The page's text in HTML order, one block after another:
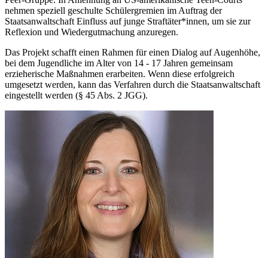
nehmen speziell geschulte Schülergremien im Auftrag der
Staatsanwaltschaft Einfluss auf junge Straftäter*innen, um sie zur
Reflexion und Wiedergutmachung anzuregen.
Das Projekt schafft einen Rahmen für einen Dialog auf Augenhöhe,
bei dem Jugendliche im Alter von 14 - 17 Jahren gemeinsam
erzieherische Maßnahmen erarbeiten. Wenn diese erfolgreich
umgesetzt werden, kann das Verfahren durch die Staatsanwaltschaft
eingestellt werden (§ 45 Abs. 2 JGG).